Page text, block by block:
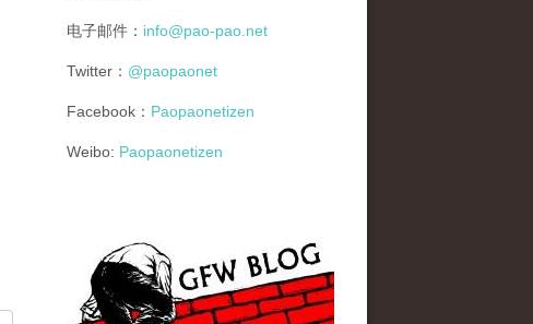
电子邮件： info@pao-pao.net
Twitter： @paopaonet
Facebook： Paopaonetizen
Weibo: Paopaonetizen
gfw_blog_small.jpg